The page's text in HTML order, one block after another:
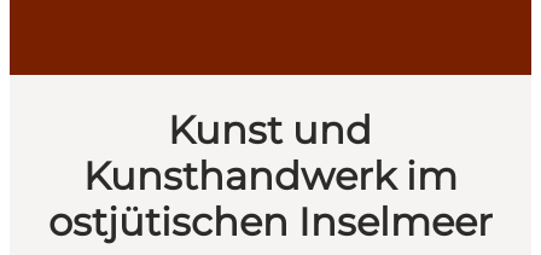
Kunst und
Kunsthandwerk im
ostjütischen Inselmeer